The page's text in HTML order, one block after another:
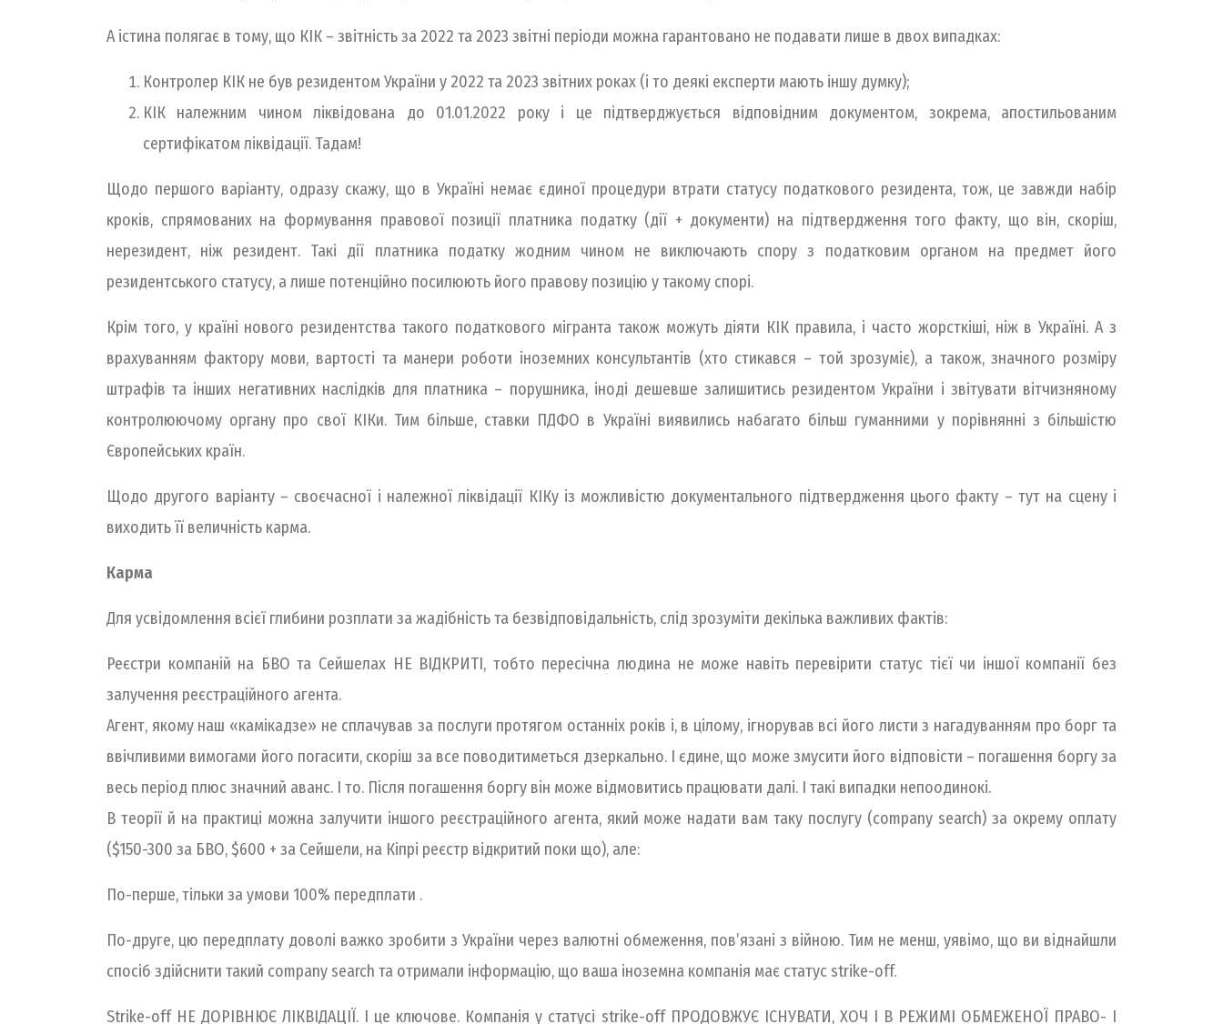
А істина полягає в тому, що КІК – звітність за 2022 та 2023 звітні періоди можна гарантовано не подавати лише в двох випадках:
Контролер КІК не був резидентом України у 2022 та 2023 звітних роках (і то деякі експерти мають іншу думку);
КІК належним чином ліквідована до 01.01.2022 року і це підтверджується відповідним документом, зокрема, апостильованим
сертифікатом ліквідації. Тадам!
Щодо першого варіанту, одразу скажу, що в Україні немає єдиної процедури втрати статусу податкового резидента, тож, це завжди набір
кроків, спрямованих на формування правової позиції платника податку (дії + документи) на підтвердження того факту, що він, скоріш,
нерезидент, ніж резидент. Такі дії платника податку жодним чином не виключають спору з податковим органом на предмет його
резидентського статусу, а лише потенційно посилюють його правову позицію у такому спорі.
Крім того, у країні нового резидентства такого податкового мігранта також можуть діяти КІК правила, і часто жорсткіші, ніж в Україні. А з
врахуванням фактору мови, вартості та манери роботи іноземних консультантів (хто стикався – той зрозуміє), а також, значного розміру
штрафів та інших негативних наслідків для платника – порушника, іноді дешевше залишитись резидентом України і звітувати вітчизняному
контролюючому органу про свої КІКи. Тим більше, ставки ПДФО в Україні виявились набагато більш гуманними у порівнянні з більшістю
Європейських країн.
Щодо другого варіанту – своєчасної і належної ліквідації КІКу із можливістю документального підтвердження цього факту – тут на сцену і
виходить її величність карма.
Карма
Для усвідомлення всієї глибини розплати за жадібність та безвідповідальність, слід зрозуміти декілька важливих фактів:
Реєстри компаній на БВО та Сейшелах НЕ ВІДКРИТІ, тобто пересічна людина не може навіть перевірити статус тієї чи іншої компанії без
залучення реєстраційного агента.
Агент, якому наш «камікадзе» не сплачував за послуги протягом останніх років і, в цілому, ігнорував всі його листи з нагадуванням про борг та
ввічливими вимогами його погасити, скоріш за все поводитиметься дзеркально. І єдине, що може змусити його відповісти – погашення боргу за
весь період плюс значний аванс. І то. Після погашення боргу він може відмовитись працювати далі. І такі випадки непоодинокі.
В теорії й на практиці можна залучити іншого реєстраційного агента, який може надати вам таку послугу (company search) за окрему оплату
($150-300 за БВО, $600 + за Сейшели, на Кіпрі реєстр відкритий поки що), але:
По-перше, тільки за умови 100% передплати .
По-друге, цю передплату доволі важко зробити з України через валютні обмеження, пов’язані з війною. Тим не менш, уявімо, що ви віднайшли
спосіб здійснити такий company search та отримали інформацію, що ваша іноземна компанія має статус strike-off.
Strike-off НЕ ДОРІВНЮЄ ЛІКВІДАЦІЇ. І це ключове. Компанія у статусі strike-off ПРОДОВЖУЄ ІСНУВАТИ, ХОЧ І В РЕЖИМІ ОБМЕЖЕНОЇ ПРАВО- І